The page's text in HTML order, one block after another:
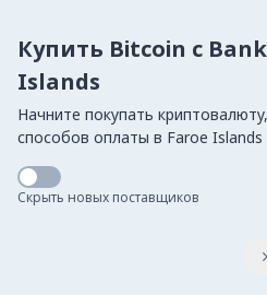
Купить Bitcoin с
Islands
Начните покупать
способов оплаты в Faroe Islands
Скрыть новых поставщиков
